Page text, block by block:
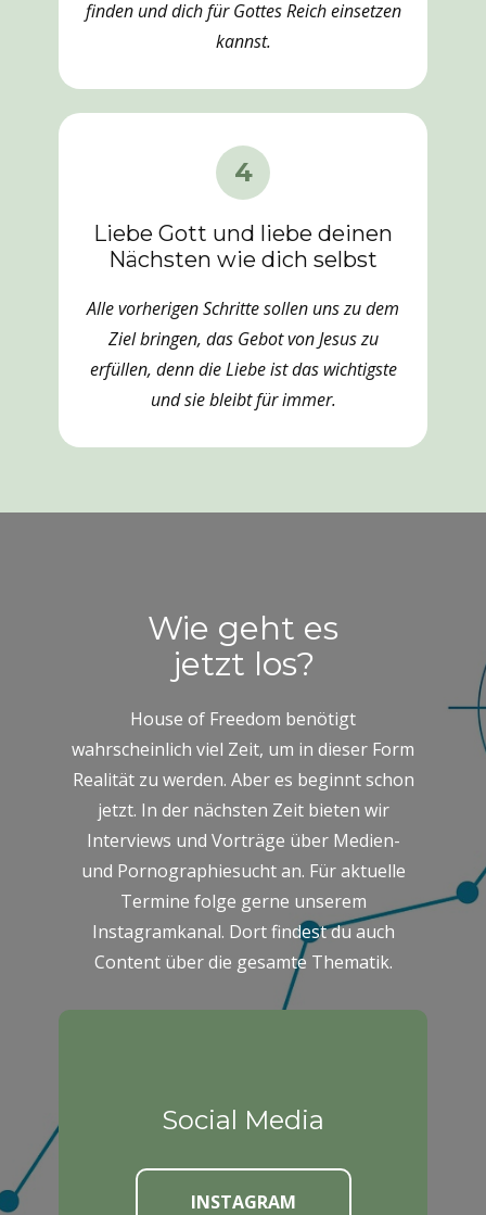
finden und dich für Gottes Reich einsetzen
kannst.
4
Liebe Gott und liebe deinen
Nächsten wie dich selbst
Alle vorherigen Schritte sollen uns zu dem
Ziel bringen, das Gebot von Jesus zu
erfüllen, denn die Liebe ist das wichtigste
und sie bleibt für immer.
Wie geht es
jetzt los?
House of Freedom benötigt
wahrscheinlich viel Zeit, um in dieser Form
Realität zu werden. Aber es beginnt schon
jetzt. In der nächsten Zeit bieten wir
Interviews und Vorträge über Medien-
und Pornographiesucht an. Für aktuelle
Termine folge gerne unserem
Instagramkanal. Dort findest du auch
Content über die gesamte Thematik.
Social Media
INSTAGRAM